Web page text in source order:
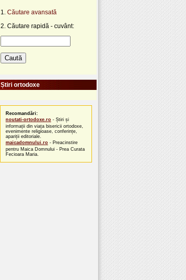
1. Căutare avansată
2. Căutare rapidă - cuvânt:
Știri ortodoxe
Recomandări:
noutati-ortodoxe.ro - Știri și
informații din viața bisericii ortodoxe,
evenimente religioase, conferințe,
apariții editoriale.
maicadomnului.ro - Preacinstire
pentru Maica Domnului - Prea Curata
Fecioara Maria.